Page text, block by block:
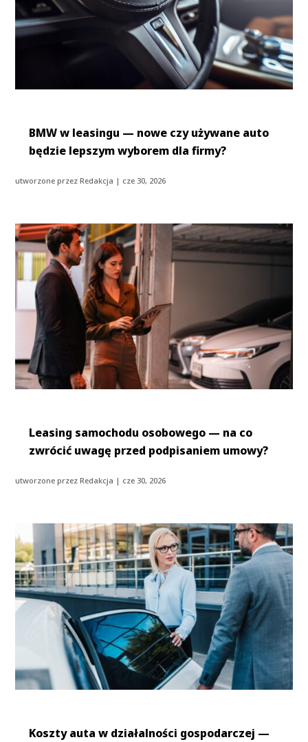
BMW w leasingu — nowe czy używane auto
będzie lepszym wyborem dla firmy?
utworzone przezRedakcja | cze 30, 2026
Leasing samochodu osobowego — na co
zwrócić uwagę przed podpisaniem umowy?
utworzone przezRedakcja | cze 30, 2026
Koszty auta w działalności gospodarczej —